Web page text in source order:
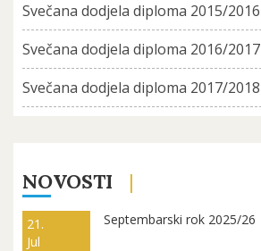
Svečana dodjela diploma 2015/2016
Svečana dodjela diploma 2016/2017
Svečana dodjela diploma 2017/2018
NOVOSTI
21.
Jul
Septembarski rok 2025/26